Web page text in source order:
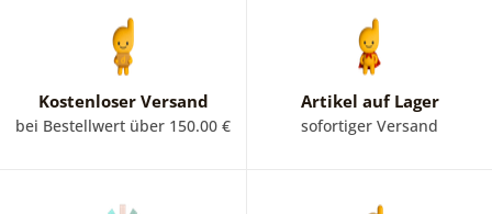
Kostenloser Versand
bei Bestellwert über 150.00 €
Artikel auf Lager
sofortiger Versand